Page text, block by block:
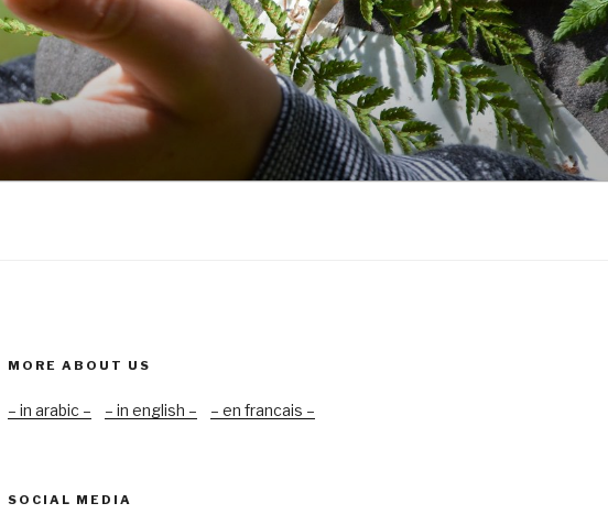
MORE ABOUT US
– in arabic – – in english – – en francais –
SOCIAL MEDIA